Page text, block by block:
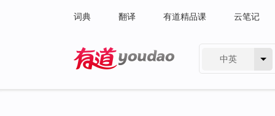
词典 翻译 有道精品课 云笔记
中英